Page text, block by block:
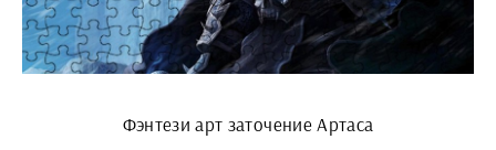
Фэнтези арт заточение Артаса